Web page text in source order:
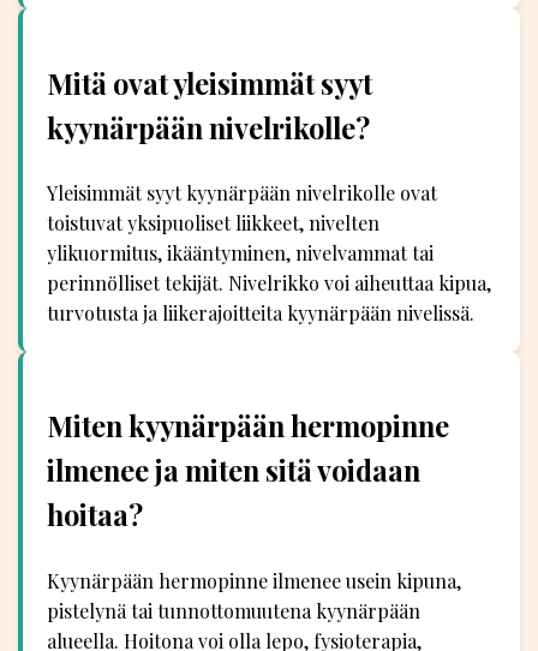
Mitä ovat yleisimmät syyt
kyynärpään nivelrikolle?
Yleisimmät syyt kyynärpään nivelrikolle ovat
toistuvat yksipuoliset liikkeet, nivelten
ylikuormitus, ikääntyminen, nivelvammat tai
perinnölliset tekijät. Nivelrikko voi aiheuttaa kipua,
turvotusta ja liikerajoitteita kyynärpään nivelissä.
Miten kyynärpään hermopinne
ilmenee ja miten sitä voidaan
hoitaa?
Kyynärpään hermopinne ilmenee usein kipuna,
pistelynä tai tunnottomuutena kyynärpään
alueella. Hoitona voi olla lepo, fysioterapia,